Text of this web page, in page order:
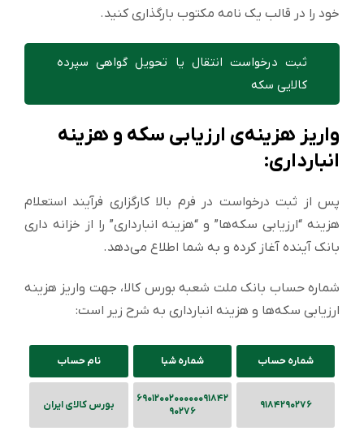
خود را در قالب یک نامه مکتوب بارگذاری کنید.
ثبت درخواست انتقال یا تحویل گواهی سپرده
کالایی سکه
واریز هزینه‌ی ارزیابی سکه‌ و هزینه
انبارداری:
پس از ثبت درخواست در فرم بالا کارگزاری فرآیند استعلام
هزینه “ارزیابی سکه‌ها” و “هزینه انبارداری” را از خزانه داری
بانک آینده آغاز کرده و به شما اطلاع می‌دهد.
شماره حساب بانک ملت شعبه بورس کالا، جهت واریز هزینه
ارزیابی سکه‌ها و هزینه انبارداری به شرح زیر است:
شماره حساب شماره شبا نام حساب
۹١۸۴۲۹٠۲۷۶
۶۹٠١۲٠٠۲٠٠٠٠٠٠۹١۸۴۲
۹٠۲۷۶
بورس کالای ایران